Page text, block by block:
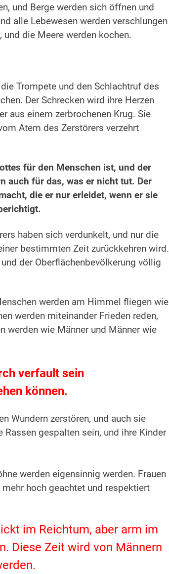
und Berge werden sich öffnen und
alle Lebewesen werden verschlungen
die Meere werden kochen.
Trompete und den Schlachtruf des
Der Schrecken wird ihre Herzen
aus einem zerbrochenen Krug. Sie
Atem des Zerstörers verzehrt
für den Menschen ist, und der
auch für das, was er nicht tut. Der
die er nur erleidet, wenn er sie
haben sich verdunkelt, und nur die
bestimmten Zeit zurückkehren wird.
der Oberflächenbevölkerung völlig
werden am Himmel fliegen wie
werden miteinander Frieden reden,
werden wie Männer und Männer wie
verfault sein
können.
Wundern zerstören, und auch sie
gespalten sein, und ihre Kinder
werden eigensinnig werden. Frauen
hoch geachtet und respektiert
im Reichtum, aber arm im
Diese Zeit wird von Männern